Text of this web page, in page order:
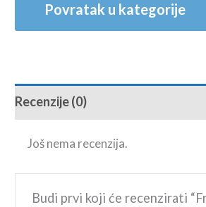
Povratak u kategorije
Recenzije (0)
Još nema recenzija.
Budi prvi koji će recenzirati